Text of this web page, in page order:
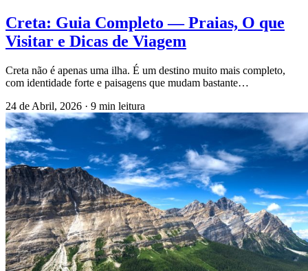
Creta: Guia Completo — Praias, O que
Visitar e Dicas de Viagem
Creta não é apenas uma ilha. É um destino muito mais completo,
com identidade forte e paisagens que mudam bastante…
24 de Abril, 2026 · 9 min leitura